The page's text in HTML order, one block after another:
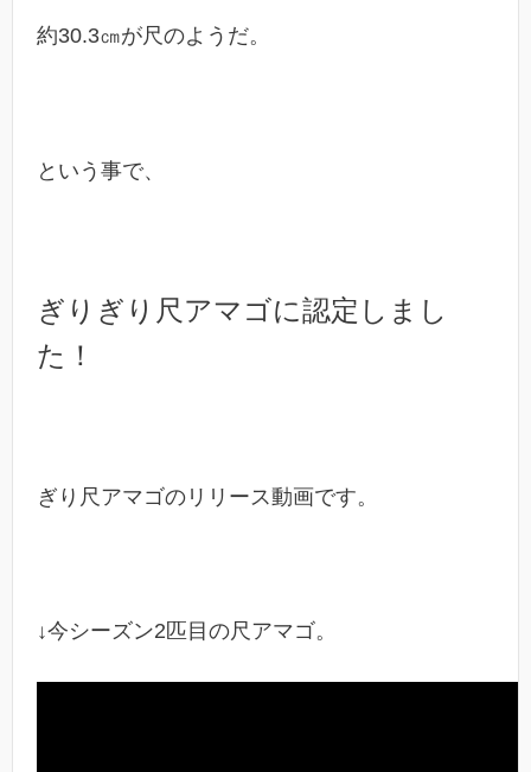
約30.3㎝が尺のようだ。
という事で、
ぎりぎり尺アマゴに認定しまし
た！
ぎり尺アマゴのリリース動画です。
↓今シーズン2匹目の尺アマゴ。